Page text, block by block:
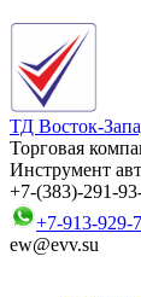
ТД Восток-
Торговая
Инструмент
+7-(383)-291-
+7-913-929-
ew@evv.su